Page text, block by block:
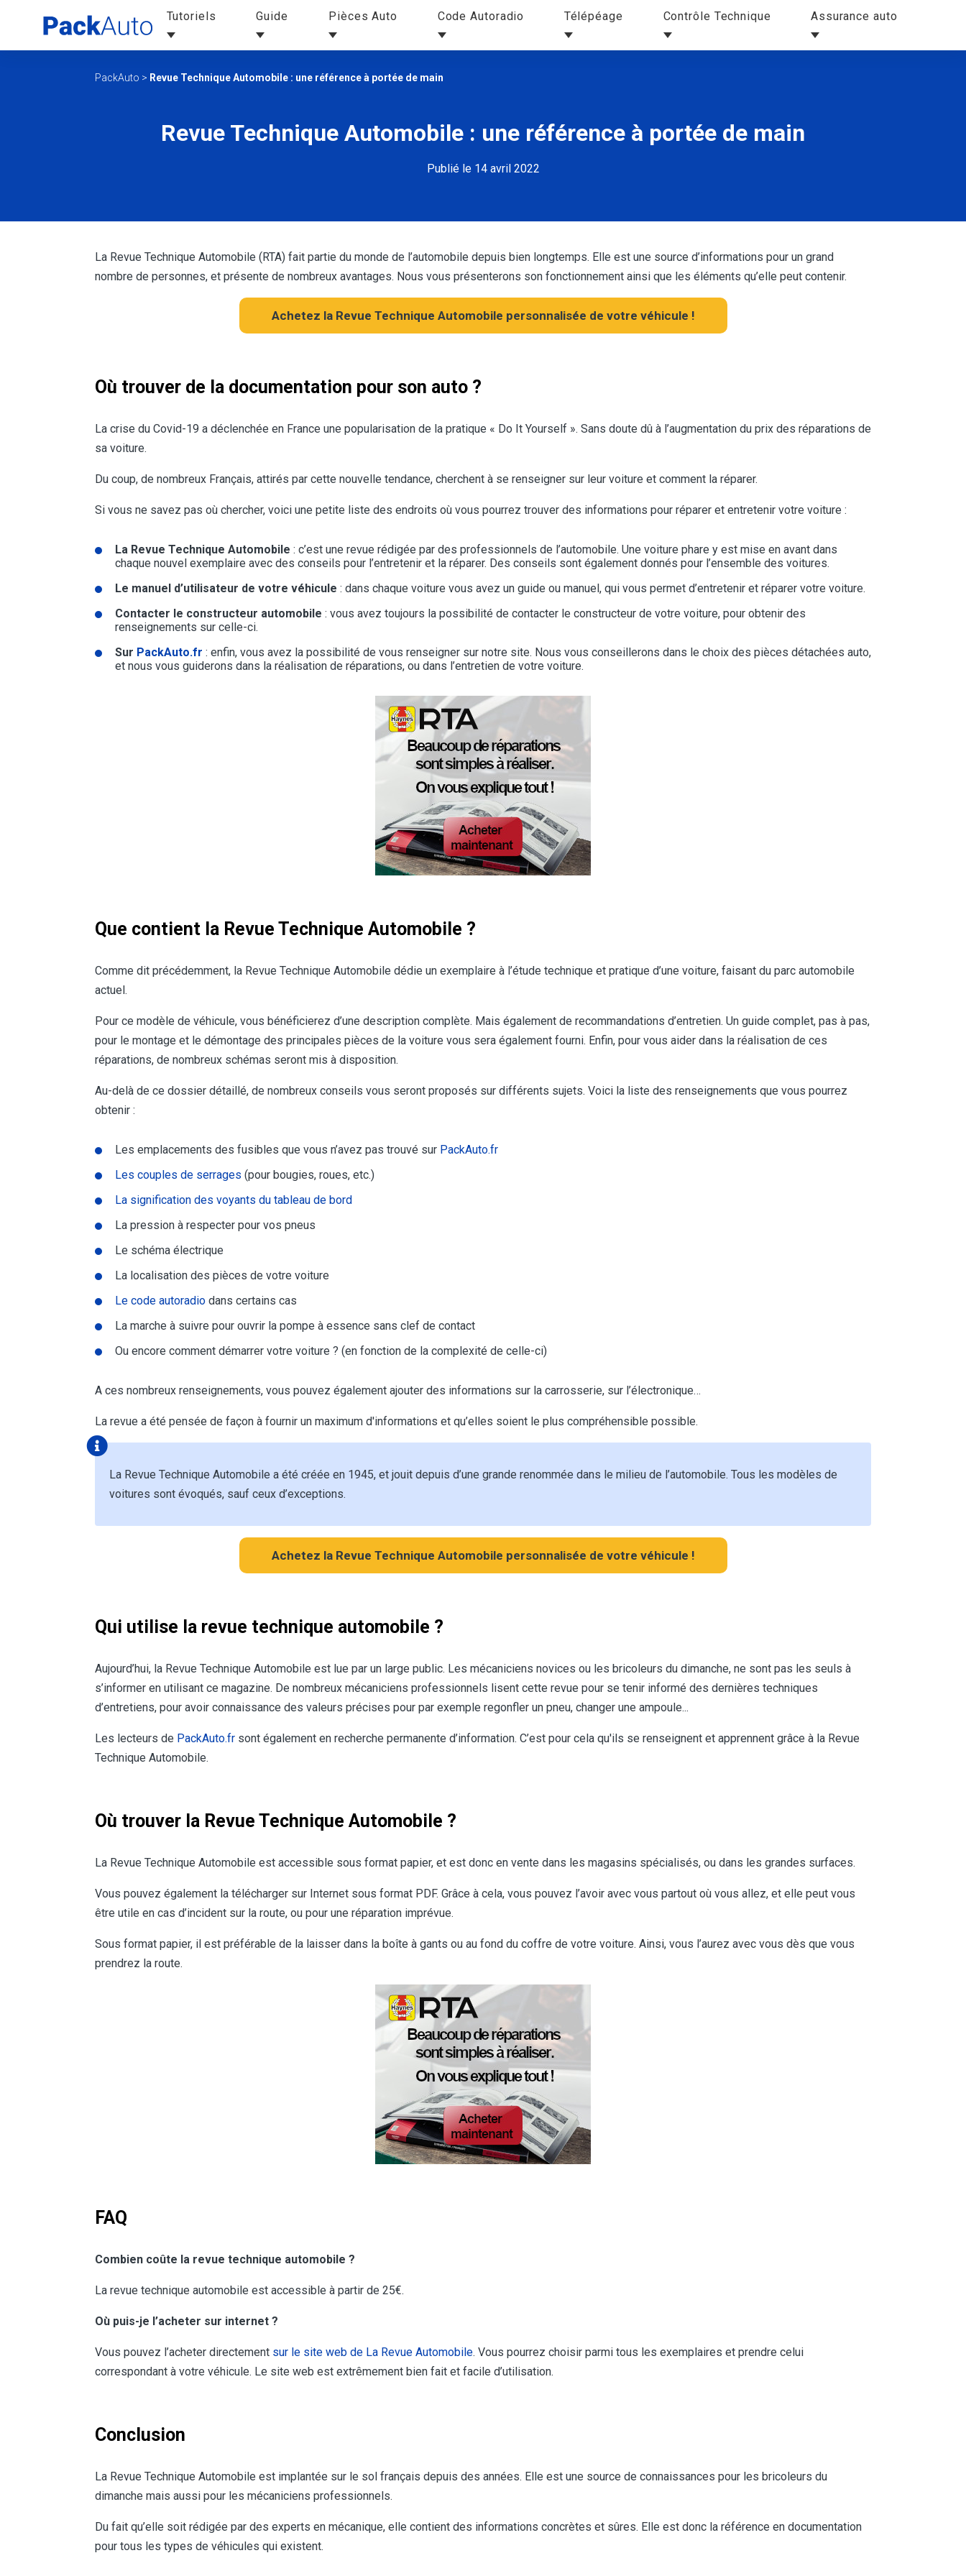
Tutoriels Guide Pièces Auto Code Autoradio Télépéage Contrôle Technique Assurance auto
PackAuto > Revue Technique Automobile : une référence à portée de main
Revue Technique Automobile : une référence à portée de main
Publié le 14 avril 2022
La Revue Technique Automobile (RTA) fait partie du monde de l’automobile depuis bien longtemps. Elle est une source d’informations pour un grand
nombre de personnes, et présente de nombreux avantages. Nous vous présenterons son fonctionnement ainsi que les éléments qu’elle peut contenir.
Achetez la Revue Technique Automobile personnalisée de votre véhicule !
Où trouver de la documentation pour son auto ?
La crise du Covid-19 a déclenchée en France une popularisation de la pratique « Do It Yourself ». Sans doute dû à l’augmentation du prix des réparations de
sa voiture.
Du coup, de nombreux Français, attirés par cette nouvelle tendance, cherchent à se renseigner sur leur voiture et comment la réparer.
Si vous ne savez pas où chercher, voici une petite liste des endroits où vous pourrez trouver des informations pour réparer et entretenir votre voiture :
La Revue Technique Automobile : c’est une revue rédigée par des professionnels de l’automobile. Une voiture phare y est mise en avant dans
chaque nouvel exemplaire avec des conseils pour l’entretenir et la réparer. Des conseils sont également donnés pour l’ensemble des voitures.
Le manuel d’utilisateur de votre véhicule : dans chaque voiture vous avez un guide ou manuel, qui vous permet d’entretenir et réparer votre voiture.
Contacter le constructeur automobile : vous avez toujours la possibilité de contacter le constructeur de votre voiture, pour obtenir des
renseignements sur celle-ci.
Sur PackAuto.fr : enfin, vous avez la possibilité de vous renseigner sur notre site. Nous vous conseillerons dans le choix des pièces détachées auto,
et nous vous guiderons dans la réalisation de réparations, ou dans l’entretien de votre voiture.
Que contient la Revue Technique Automobile ?
Comme dit précédemment, la Revue Technique Automobile dédie un exemplaire à l’étude technique et pratique d’une voiture, faisant du parc automobile
actuel.
Pour ce modèle de véhicule, vous bénéficierez d’une description complète. Mais également de recommandations d’entretien. Un guide complet, pas à pas,
pour le montage et le démontage des principales pièces de la voiture vous sera également fourni. Enfin, pour vous aider dans la réalisation de ces
réparations, de nombreux schémas seront mis à disposition.
Au-delà de ce dossier détaillé, de nombreux conseils vous seront proposés sur différents sujets. Voici la liste des renseignements que vous pourrez
obtenir :
Les emplacements des fusibles que vous n’avez pas trouvé sur PackAuto.fr
Les couples de serrages (pour bougies, roues, etc.)
La signification des voyants du tableau de bord
La pression à respecter pour vos pneus
Le schéma électrique
La localisation des pièces de votre voiture
Le code autoradio dans certains cas
La marche à suivre pour ouvrir la pompe à essence sans clef de contact
Ou encore comment démarrer votre voiture ? (en fonction de la complexité de celle-ci)
A ces nombreux renseignements, vous pouvez également ajouter des informations sur la carrosserie, sur l’électronique…
La revue a été pensée de façon à fournir un maximum d'informations et qu’elles soient le plus compréhensible possible.
La Revue Technique Automobile a été créée en 1945, et jouit depuis d’une grande renommée dans le milieu de l’automobile. Tous les modèles de
voitures sont évoqués, sauf ceux d’exceptions.
Achetez la Revue Technique Automobile personnalisée de votre véhicule !
Qui utilise la revue technique automobile ?
Aujourd’hui, la Revue Technique Automobile est lue par un large public. Les mécaniciens novices ou les bricoleurs du dimanche, ne sont pas les seuls à
s’informer en utilisant ce magazine. De nombreux mécaniciens professionnels lisent cette revue pour se tenir informé des dernières techniques
d’entretiens, pour avoir connaissance des valeurs précises pour par exemple regonfler un pneu, changer une ampoule...
Les lecteurs de PackAuto.fr sont également en recherche permanente d’information. C’est pour cela qu'ils se renseignent et apprennent grâce à la Revue
Technique Automobile.
Où trouver la Revue Technique Automobile ?
La Revue Technique Automobile est accessible sous format papier, et est donc en vente dans les magasins spécialisés, ou dans les grandes surfaces.
Vous pouvez également la télécharger sur Internet sous format PDF. Grâce à cela, vous pouvez l’avoir avec vous partout où vous allez, et elle peut vous
être utile en cas d’incident sur la route, ou pour une réparation imprévue.
Sous format papier, il est préférable de la laisser dans la boîte à gants ou au fond du coffre de votre voiture. Ainsi, vous l’aurez avec vous dès que vous
prendrez la route.
FAQ
Combien coûte la revue technique automobile ?
La revue technique automobile est accessible à partir de 25€.
Où puis-je l’acheter sur internet ?
Vous pouvez l’acheter directement sur le site web de La Revue Automobile. Vous pourrez choisir parmi tous les exemplaires et prendre celui
correspondant à votre véhicule. Le site web est extrêmement bien fait et facile d’utilisation.
Conclusion
La Revue Technique Automobile est implantée sur le sol français depuis des années. Elle est une source de connaissances pour les bricoleurs du
dimanche mais aussi pour les mécaniciens professionnels.
Du fait qu’elle soit rédigée par des experts en mécanique, elle contient des informations concrètes et sûres. Elle est donc la référence en documentation
pour tous les types de véhicules qui existent.